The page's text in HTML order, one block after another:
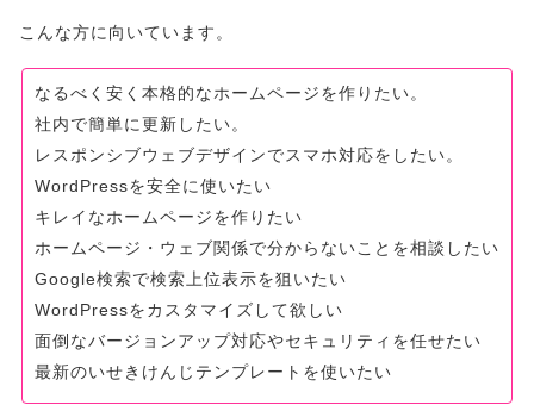
こんな方に向いています。
なるべく安く本格的なホームページを作りたい。
社内で簡単に更新したい。
レスポンシブウェブデザインでスマホ対応をしたい。
WordPressを安全に使いたい
キレイなホームページを作りたい
ホームページ・ウェブ関係で分からないことを相談したい
Google検索で検索上位表示を狙いたい
WordPressをカスタマイズして欲しい
面倒なバージョンアップ対応やセキュリティを任せたい
最新のいせきけんじテンプレートを使いたい